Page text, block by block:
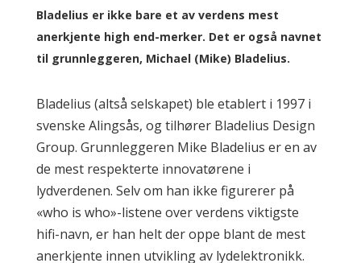
Bladelius er ikke bare et av verdens mest
anerkjente high end-merker. Det er også navnet
til grunnleggeren, Michael (Mike) Bladelius.
Bladelius (altså selskapet) ble etablert i 1997 i
svenske Alingsås, og tilhører Bladelius Design
Group. Grunnleggeren Mike Bladelius er en av
de mest respekterte innovatørene i
lydverdenen. Selv om han ikke figurerer på
«who is who»-listene over verdens viktigste
hifi-navn, er han helt der oppe blant de mest
anerkjente innen utvikling av lydelektronikk.